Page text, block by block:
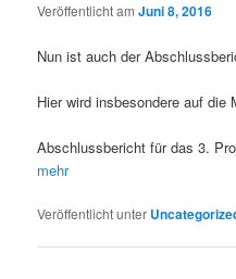
Veröffentlicht amJuni 8, 2016
Nun ist auch der
Hier wird insbesondere auf die
Abschlussbericht für das 3.
mehr
Veröffentlicht unter